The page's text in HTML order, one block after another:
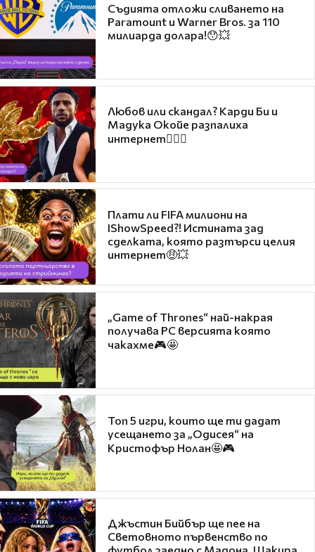
Съдията отложи сливането на
Paramount и Warner Bros. за 110
милиарда долара!😯💥
Любов или скандал? Карди Би и
Мадука Окойе разпалиха
интернет❤️‍🔥🔥
Плати ли FIFA милиони на
IShowSpeed?! Истината зад
сделката, която разтърси целия
интернет🤑💥
„Game of Thrones“ най-накрая
получава PC версията която
чакахме🎮🤩
Топ 5 игри, които ще ти дадат
усещането за „Одисея“ на
Кристофър Нолан🤩🎮
Джъстин Бийбър ще пее на
Световното първенство по